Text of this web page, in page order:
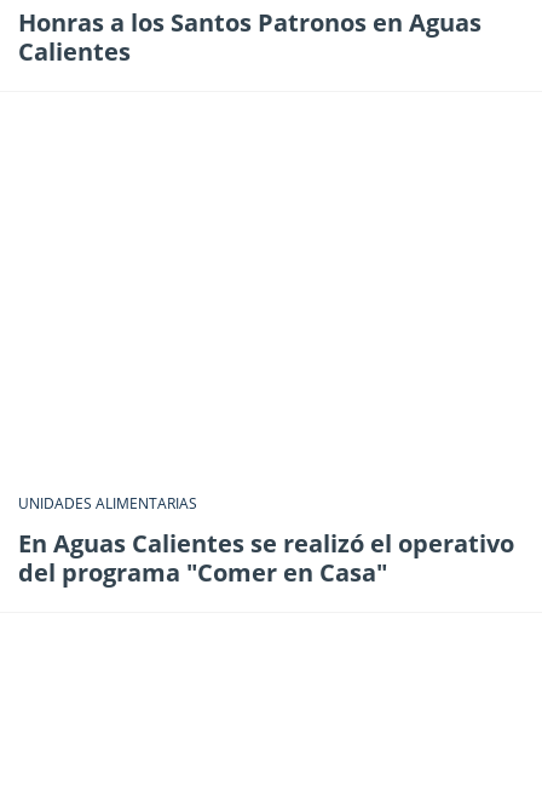
Honras a los Santos Patronos en Aguas
Calientes
UNIDADES ALIMENTARIAS
En Aguas Calientes se realizó el operativo
del programa "Comer en Casa"